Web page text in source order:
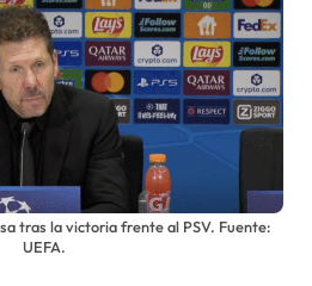
tras la victoria frente al PSV. Fuente:
UEFA.